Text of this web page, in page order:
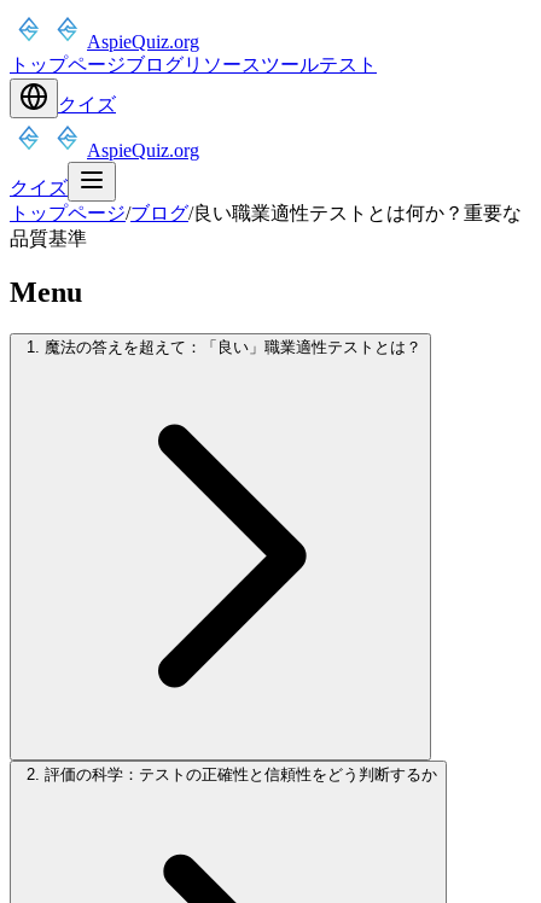
AspieQuiz.org
トップページブログリソースツールテスト
クイズ
AspieQuiz.org
クイズ
トップページ/ブログ/良い職業適性テストとは何か？重要な
品質基準
Menu
1. 魔法の答えを超えて：「良い」職業適性テストとは？
2. 評価の科学：テストの正確性と信頼性をどう判断するか